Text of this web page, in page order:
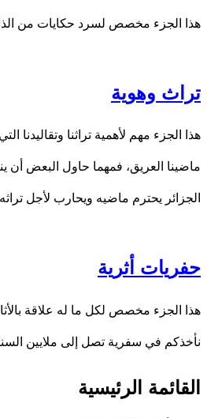
هذا الجزء مخصص لسرد حكايات من
تراث وهوية
هذا الجزء مهم لأهمية تراثنا وتقاليدنا
ماضينا العريق، فمهما حاول البعض أن
الجزائر يحترم ماضيه ويحارب لأجل تراثه
حفريات أثرية
هذا الجزء مخصص لكل ما له علاقة بالأثار
نأخذكم في سفرية تصل إلى ملايين
القائمة الرئيسية